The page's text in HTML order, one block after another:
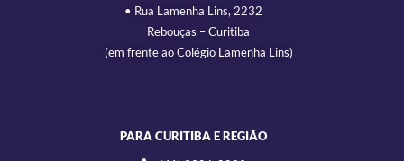
• Rua Lamenha Lins, 2232
Rebouças – Curitiba
(em frente ao Colégio Lamenha Lins)
PARA CURITIBA E REGIÃO